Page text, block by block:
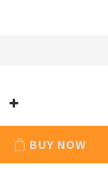
BUY NOW